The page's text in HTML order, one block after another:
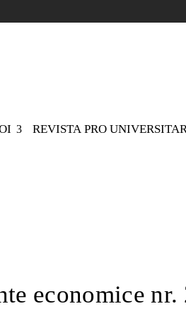
REVISTA PRO
economice nr.